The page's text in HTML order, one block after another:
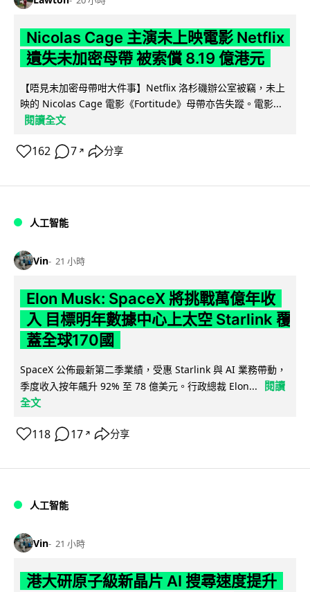
Nicolas Cage 主演未上映電影 Netflix
遺失未加密母帶 被索償 8.19 億港元
【唔見未加密母帶咁大件事】Netflix 洛杉磯辦公室被竊，未上
映的 Nicolas Cage 電影《Fortitude》母帶亦告失蹤。電影...
閱讀全文
162 7 ↗ 分享
人工智能
Vin 21 小時
Elon Musk: SpaceX 將挑戰萬億年收
入 目標明年數據中心上太空 Starlink 覆
蓋全球170國
SpaceX 公佈最新第二季業績，受惠 Starlink 與 AI 業務帶動，
季度收入按年飆升 92% 至 78 億美元。行政總裁 Elon...
閱讀
全文
118 17 ↗ 分享
人工智能
Vin 21 小時
港大研原子級新晶片 AI 搜尋速度提升